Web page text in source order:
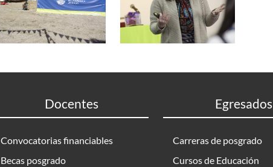
Docentes
Convocatorias financiables
Becas posgrado
Egresados
Carreras de posgrado
Cursos de Educación